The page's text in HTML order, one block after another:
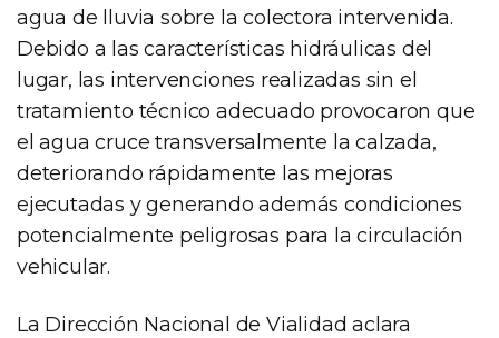
agua de lluvia sobre la colectora intervenida.
Debido a las características hidráulicas del
lugar, las intervenciones realizadas sin el
tratamiento técnico adecuado provocaron que
el agua cruce transversalmente la calzada,
deteriorando rápidamente las mejoras
ejecutadas y generando además condiciones
potencialmente peligrosas para la circulación
vehicular.
La Dirección Nacional de Vialidad aclara